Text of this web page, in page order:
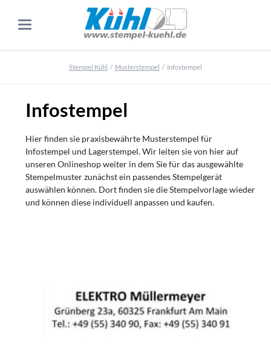
Stempel Kühl Musterstempel Infostempel
Infostempel
Hier finden sie praxisbewährte Musterstempel für
Infostempel und Lagerstempel. Wir leiten sie von hier auf
unseren Onlineshop weiter in dem Sie für das ausgewählte
Stempelmuster zunächst ein passendes Stempelgerät
auswählen können. Dort finden sie die Stempelvorlage wieder
und können diese individuell anpassen und kaufen.